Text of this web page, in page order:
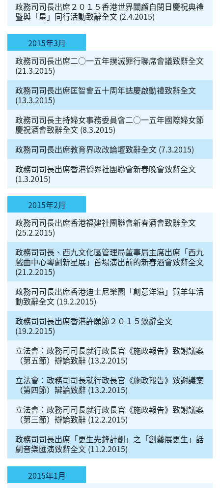
政務司司長出席２０１５香港世界關顧自閉日慶祝典禮
暨與「星」同行活動致辭全文 (2.4.2015)
2015年3月
政務司司長出席二○一五年撲滅罪行聯席會議致辭全文
(21.3.2015)
政務司司長出席匡智會五十周年誌慶啟動禮致辭全文
(13.3.2015)
政務司司長主持婦女事務委員會二○一五年國際婦女節
慶祝酒會致辭全文 (8.3.2015)
政務司司長出席教育界政改論壇致辭全文 (7.3.2015)
政務司司長出席香港僑界社團聯會新春晚會致辭全文
(1.3.2015)
2015年2月
政務司司長出席香港福建社團聯會新春酒會致辭全文
(25.2.2015)
政務司司長、西九文化區管理局董事局主席出席「西九
戲曲中心粵劇新星展」首場演出前的新春酒會致辭全文
(21.2.2015)
政務司司長出席香港迪士尼樂園「創意洋溢」賀羊年活
動致辭全文 (19.2.2015)
政務司司長出席香港許願節２０１５致辭全文
(19.2.2015)
立法會：政務司司長就行政長官《施政報告》致謝議案
（第五節）辯論致辭 (13.2.2015)
立法會：政務司司長就行政長官《施政報告》致謝議案
（第四節）辯論致辭 (13.2.2015)
立法會：政務司司長就行政長官《施政報告》致謝議案
（第三節）辯論致辭 (12.2.2015)
政務司司長出席「更生先鋒計劃」之「創藝展更生」話
劇音樂匯演致辭全文 (11.2.2015)
2015年1月